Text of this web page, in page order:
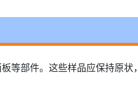
等部件。这些样品应保持原状